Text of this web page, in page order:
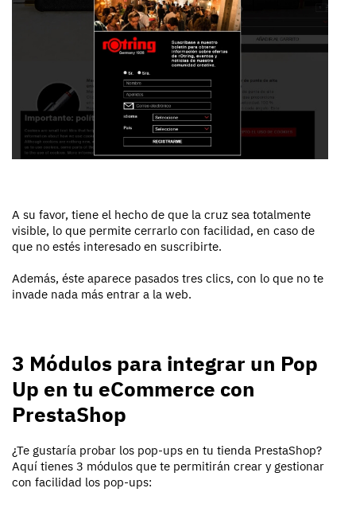
A su favor, tiene el hecho de que la cruz sea totalmente
visible, lo que permite cerrarlo con facilidad, en caso de
que no estés interesado en suscribirte.
Además, éste aparece pasados tres clics, con lo que no te
invade nada más entrar a la web.
3 Módulos para integrar un Pop
Up en tu eCommerce con
PrestaShop
¿Te gustaría probar los pop-ups en tu tienda PrestaShop?
Aquí tienes 3 módulos que te permitirán crear y gestionar
con facilidad los pop-ups: